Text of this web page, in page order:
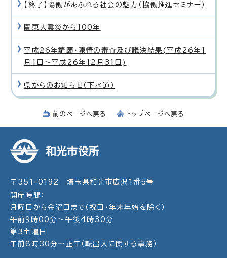
【終了】協働があふれる社会の魅力（協働推進セミナー）
関東大震災から100年
平成26年請願・陳情の審査及び議決結果(平成26年1
月1日〜平成26年12月31日)
県からのお知らせ（下水道）
前のページへ戻る トップページへ戻る
和光市役所
〒351-0192 埼玉県和光市広沢1番5号
開庁時間：
月曜日から金曜日まで（祝日・年末年始を除く）
午前9時00分～午後4時30分
第3土曜日
午前8時30分～正午（転出入に関する事務）